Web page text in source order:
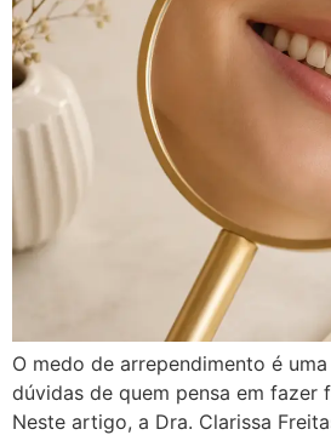
O medo de arrependimento é
dúvidas de quem pensa em fazer
Neste artigo, a Dra. Clarissa